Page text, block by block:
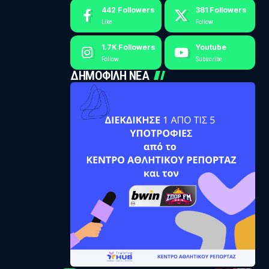
442 Followers
Like
381 Followers
Follow
1.7K Followers
Follow
Youtube
Subscribe
ΔΗΜΟΦΙΛΗ ΝΕΑ